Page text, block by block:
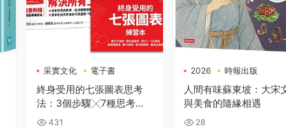
采實文化 電子書
終身受用的七張圖表思考
法：3個步驟╳7種思考框
架，讓你開會簡報、企劃提
431
2026
時報出版
人間有味蘇東坡：大宋
與美食的隨緣相遇
28